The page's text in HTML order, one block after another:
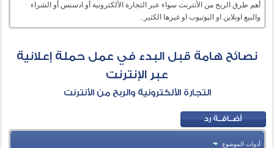
أهم طرق الربح من الأنترنت سواء عبر التجارة الألكترونية أو ادسنس أو الشراء
والبيع اونلاين او اليوتيوب او غيرها الكثير..
نصائح هامة قبل البدء في عمل حملة إعلانية
عبر الإنترنت
التجارة الألكترونية والربح من الأنترنت
أدوات الموضوع